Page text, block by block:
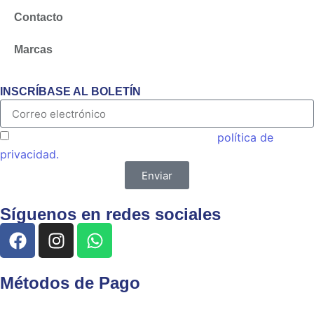
Contacto
Marcas
INSCRÍBASE AL BOLETÍN
política de
privacidad.
Enviar
Síguenos en redes sociales
Métodos de Pago